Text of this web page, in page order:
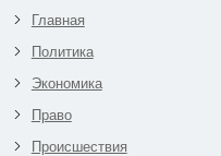
Главная
Политика
Экономика
Право
Происшествия